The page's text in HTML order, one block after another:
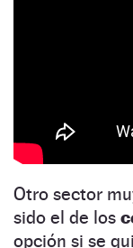
Otro sector
sido el de los
opción si se